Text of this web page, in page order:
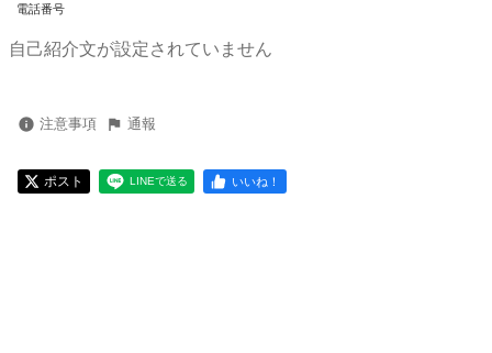
電話番号
自己紹介文が設定されていません
注意事項 通報
ポスト LINEで送る いいね！